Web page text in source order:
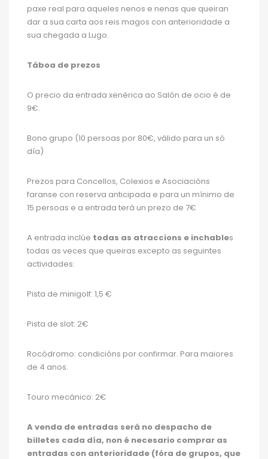
paxe real para aqueles nenos e nenas que queiran
dar a sua carta aos reis magos con anterioridade a
sua chegada a Lugo.
Táboa de prezos
O precio da entrada xenérica ao Salón de ocio é de
9€.
Bono grupo (10 persoas por 80€, válido para un só
día)
Prezos para Concellos, Colexios e Asociacións
faranse con reserva anticipada e para un mínimo de
15 persoas e a entrada terá un prezo de 7€
A entrada inclúe todas as atraccions e inchables
todas as veces que queiras excepto as seguintes
actividades:
Pista de minigolf: 1,5 €
Pista de slot: 2€
Rocódromo: condicións por confirmar. Para maiores
de 4 anos.
Touro mecánico: 2€
A venda de entradas será no despacho de
billetes cada día, non é necesario comprar as
entradas con anterioridade (fóra de grupos, que